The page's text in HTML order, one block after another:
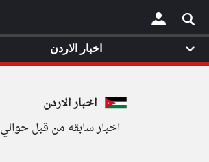
×
اخبار الاردن
اخبار سابقه من قبل حوالي ٣ ساعات
اخبار الاردن